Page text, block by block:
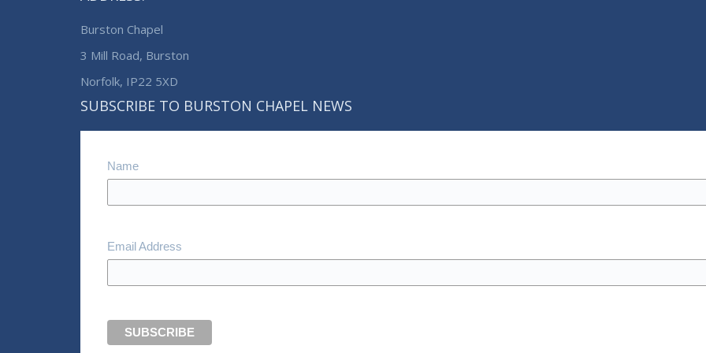
Burston Chapel
3 Mill Road, Burston
Norfolk, IP22 5XD
SUBSCRIBE TO BURSTON CHAPEL NEWS
Name
Email Address